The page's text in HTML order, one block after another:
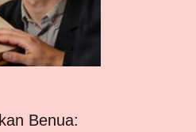
Benua: